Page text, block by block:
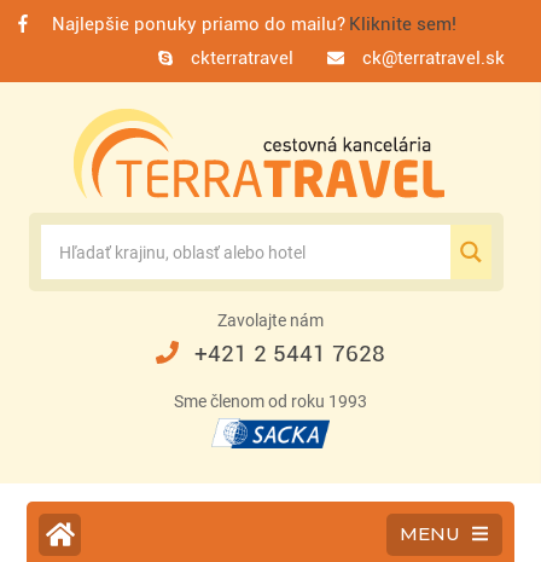
Najlepšie ponuky priamo do mailu? Kliknite sem!
ckterratravel
ck@terratravel.sk
Zavolajte nám
+421 2 5441 7628
Sme členom od roku 1993
MENU